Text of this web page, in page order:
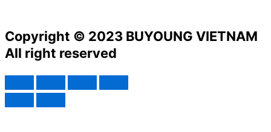
Copyright © 2023 BUYOUNG VIETNAM
All right reserved